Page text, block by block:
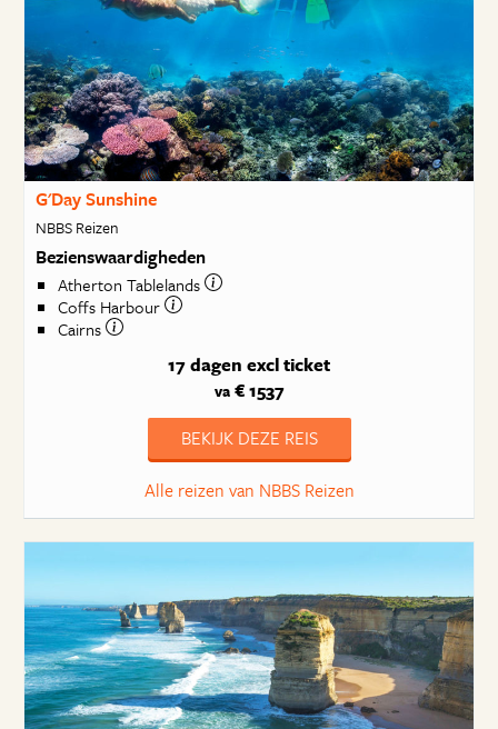
G'Day Sunshine
NBBS Reizen
Bezienswaardigheden
Atherton Tablelands
Coffs Harbour
Cairns
17 dagen excl ticket
va€ 1537
BEKIJK DEZE REIS
Alle reizen van NBBS Reizen